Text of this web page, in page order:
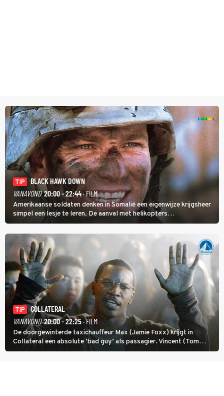
TIP
BLACK HAWK DOWN
VANAVOND 20:00 - 22:44· FILM
Amerikaanse soldaten denken in Somalië een eigenwijze krijgsheer
simpel een lesje te leren. De aanval met helikopters
verloopt in Black Hawk down dramatisch.
TIP
COLLATERAL
VANAVOND 20:00 - 22:25· FILM
De doorgewinterde taxichauffeur Max (Jamie Foxx) krijgt in
Collateral een absolute ‘bad guy’ als passagier. Vincent (Tom
Cruise) heeft hem nodig om hem de stad door te loodsen om een